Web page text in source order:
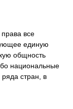
все
единую
общность
национальные
стран, в